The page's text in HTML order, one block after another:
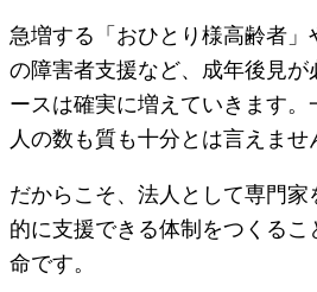
急増する「おひとり様高齢者」
の障害者支援など、成年後見が
ースは確実に増えていきます。
人の数も質も十分とは言えませ
だからこそ、法人として専門家
的に支援できる体制をつくるこ
命です。